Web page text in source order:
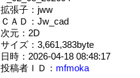
拡張子：jww
ＣＡＤ：Jw_cad
次元：2D
サイズ：3,661,383byte
日時：2026-04-18 08:48:17
投稿者ＩＤ： mfmoka